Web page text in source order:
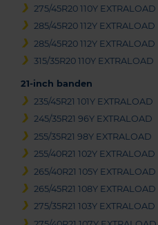
275/45R20 110Y EXTRALOAD
285/45R20 112Y EXTRALOAD
285/45R20 112Y EXTRALOAD
315/35R20 110Y EXTRALOAD
21-inch banden
235/45R21 101Y EXTRALOAD
245/35R21 96Y EXTRALOAD
255/35R21 98Y EXTRALOAD
255/40R21 102Y EXTRALOAD
265/40R21 105Y EXTRALOAD
265/45R21 108Y EXTRALOAD
275/35R21 103Y EXTRALOAD